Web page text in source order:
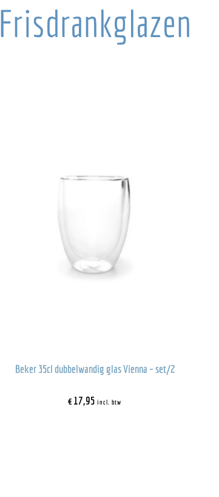
Frisdrankglazen
Beker 35cl dubbelwandig glas Vienna – set/2
€17,95 incl. btw